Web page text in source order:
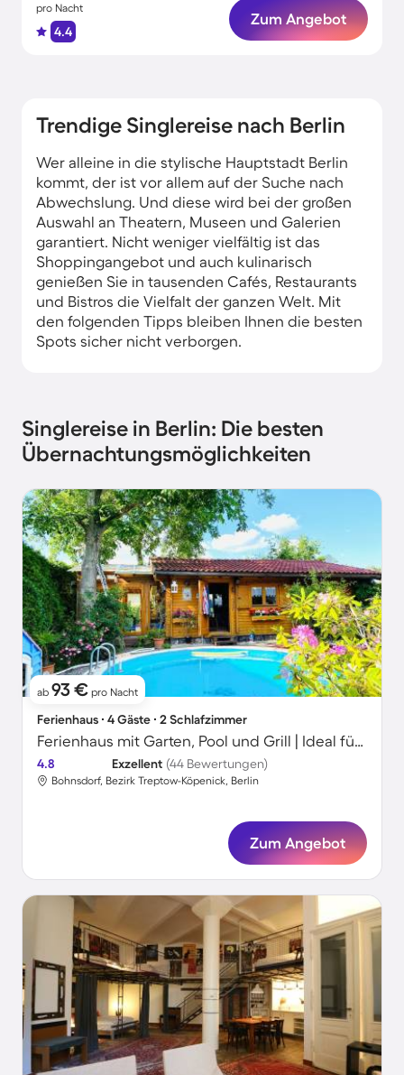
pro Nacht
4.4
Zum Angebot
Trendige Singlereise nach Berlin
Wer alleine in die stylische Hauptstadt Berlin
kommt, der ist vor allem auf der Suche nach
Abwechslung. Und diese wird bei der großen
Auswahl an Theatern, Museen und Galerien
garantiert. Nicht weniger vielfältig ist das
Shoppingangebot und auch kulinarisch
genießen Sie in tausenden Cafés, Restaurants
und Bistros die Vielfalt der ganzen Welt. Mit
den folgenden Tipps bleiben Ihnen die besten
Spots sicher nicht verborgen.
Singlereise in Berlin: Die besten
Übernachtungsmöglichkeiten
ab 93 € pro Nacht
Ferienhaus ∙ 4 Gäste ∙ 2 Schlafzimmer
Ferienhaus mit Garten, Pool und Grill | Ideal für Homeoffice
4.8 Exzellent (44 Bewertungen)
Bohnsdorf, Bezirk Treptow-Köpenick, Berlin
Zum Angebot